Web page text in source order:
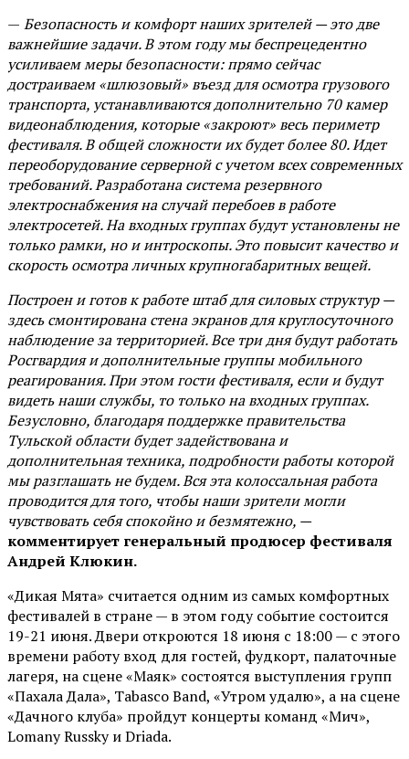
— Безопасность и комфорт наших зрителей — это две
важнейшие задачи. В этом году мы беспрецедентно
усиливаем меры безопасности: прямо сейчас
достраиваем «шлюзовый» въезд для осмотра грузового
транспорта, устанавливаются дополнительно 70 камер
видеонаблюдения, которые «закроют» весь периметр
фестиваля. В общей сложности их будет более 80. Идет
переоборудование серверной с учетом всех современных
требований. Разработана система резервного
электроснабжения на случай перебоев в работе
электросетей. На входных группах будут установлены не
только рамки, но и интроскопы. Это повысит качество и
скорость осмотра личных крупногабаритных вещей.
Построен и готов к работе штаб для силовых структур —
здесь смонтирована стена экранов для круглосуточного
наблюдение за территорией. Все три дня будут работать
Росгвардия и дополнительные группы мобильного
реагирования. При этом гости фестиваля, если и будут
видеть наши службы, то только на входных группах.
Безусловно, благодаря поддержке правительства
Тульской области будет задействована и
дополнительная техника, подробности работы которой
мы разглашать не будем. Вся эта колоссальная работа
проводится для того, чтобы наши зрители могли
чувствовать себя спокойно и безмятежно, —
комментирует генеральный продюсер фестиваля
Андрей Клюкин.
«Дикая Мята» считается одним из самых комфортных
фестивалей в стране — в этом году событие состоится
19-21 июня. Двери откроются 18 июня с 18:00 — с этого
времени работу вход для гостей, фудкорт, палаточные
лагеря, на сцене «Маяк» состоятся выступления групп
«Пахала Дала», Tabasco Band, «Утром удалю», а на сцене
«Дачного клуба» пройдут концерты команд «Мич»,
Lomany Russky и Driada.